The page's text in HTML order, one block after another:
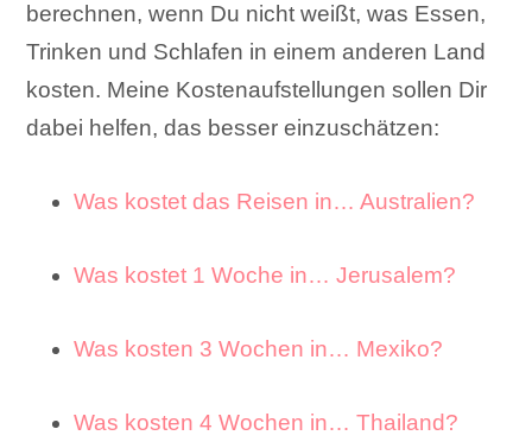
berechnen, wenn Du nicht weißt, was Essen,
Trinken und Schlafen in einem anderen Land
kosten. Meine Kostenaufstellungen sollen Dir
dabei helfen, das besser einzuschätzen:
Was kostet das Reisen in… Australien?
Was kostet 1 Woche in… Jerusalem?
Was kosten 3 Wochen in… Mexiko?
Was kosten 4 Wochen in… Thailand?